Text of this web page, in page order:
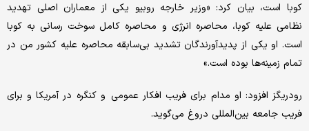
کوبا است، بیان کرد: «وزیر خارجه روبیو یکی از معماران اصلی تهدید
نظامی علیه کوبا، محاصره انرژی و محاصره کامل سوخت رسانی به کوبا
است. او یکی از پدیدآورندگان تشدید بی‌سابقه محاصره علیه کشور من در
تمام زمینه‌ها بوده است.»
رودریگز افزود: او مدام برای فریب افکار عمومی و کنگره در آمریکا و برای
فریب جامعه بین‌المللی دروغ می‌گوید.